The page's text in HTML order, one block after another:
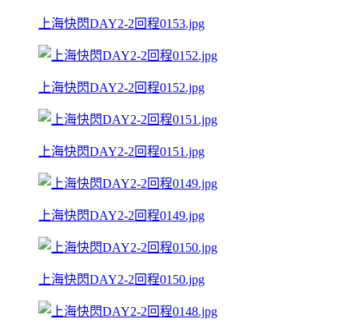
上海快閃DAY2-2回程0153.jpg
上海快閃DAY2-2回程0152.jpg
上海快閃DAY2-2回程0151.jpg
上海快閃DAY2-2回程0149.jpg
上海快閃DAY2-2回程0150.jpg